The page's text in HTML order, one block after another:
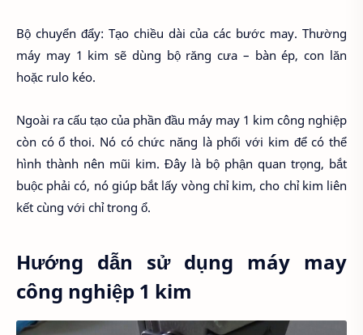
Bộ chuyển đẩy: Tạo chiều dài của các bước may. Thường
máy may 1 kim sẽ dùng bộ răng cưa – bàn ép, con lăn
hoặc rulo kéo.
Ngoài ra cấu tạo của phần đầu máy may 1 kim công nghiệp
còn có ổ thoi. Nó có chức năng là phối với kim để có thể
hình thành nên mũi kim. Đây là bộ phận quan trọng, bắt
buộc phải có, nó giúp bắt lấy vòng chỉ kim, cho chỉ kim liên
kết cùng với chỉ trong ổ.
Hướng dẫn sử dụng máy may
công nghiệp 1 kim